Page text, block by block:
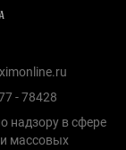
- 78428
надзору в сфере
массовых